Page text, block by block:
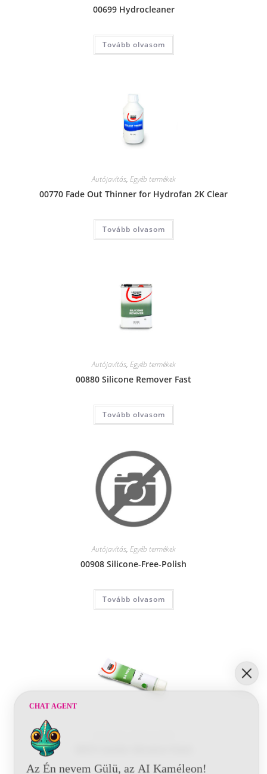
00699 Hydrocleaner
Tovább olvasom
Autójavítás, Egyéb termékek
00770 Fade Out Thinner for Hydrofan 2K Clear
Tovább olvasom
Autójavítás, Egyéb termékek
00880 Silicone Remover Fast
Tovább olvasom
Autójavítás, Egyéb termékek
00908 Silicone-Free-Polish
Tovább olvasom
CHAT AGENT
Az Én nevem Gülü, az AI Kaméleon!